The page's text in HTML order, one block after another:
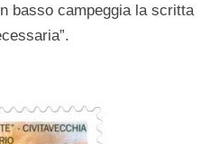
basso campeggia la scritta